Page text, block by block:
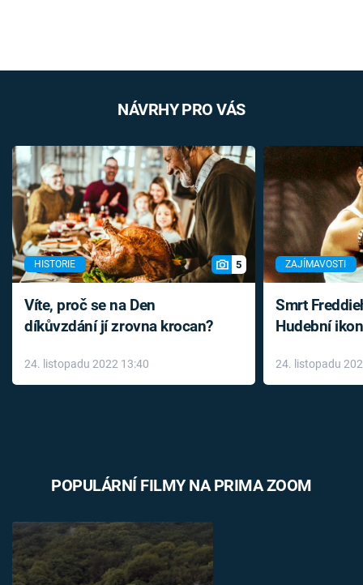
NÁVRHY PRO VÁS
HISTORIE 5
Víte, proč se na Den
díkůvzdání jí zrovna krocan?
24. listopadu 2022 13:40
ZAJÍMAVOSTI
Smrt
Hudební
léky
24. listopadu
POPULÁRNÍ FILMY NA PRIMA ZOOM